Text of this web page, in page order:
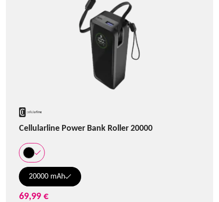
Cellularline Power Bank Roller 20000
20000 mAh
69,99 €